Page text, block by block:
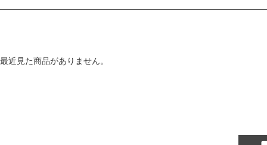
最近見た商品がありません。